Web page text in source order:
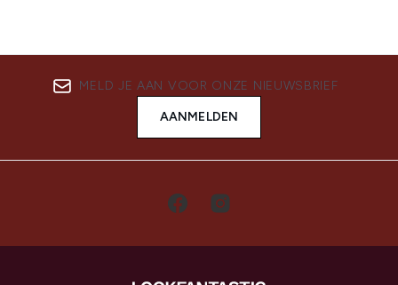
MELD JE AAN VOOR ONZE NIEUWSBRIEF
AANMELDEN